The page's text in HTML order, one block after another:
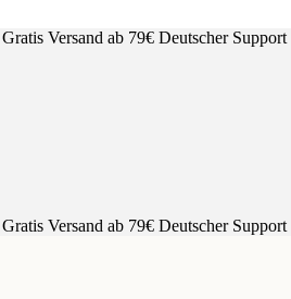
Gratis Versand ab 79€ Deutscher Support
Gratis Versand ab 79€ Deutscher Support